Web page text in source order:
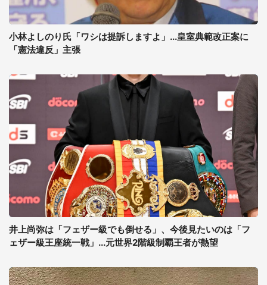
小林よしのり氏「ワシは提訴しますよ」...皇室典範改正案に
「憲法違反」主張
井上尚弥は「フェザー級でも倒せる」、今後見たいのは「フ
ェザー級王座統一戦」...元世界2階級制覇王者が熱望